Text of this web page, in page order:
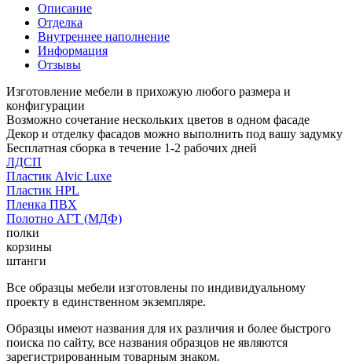
Описание
Отделка
Внутреннее наполнение
Информация
Отзывы
Изготовление мебели в прихожую любого размера и
конфигурации
Возможно сочетание нескольких цветов в одном фасаде
Декор и отделку фасадов можно выполнить под вашу задумку
Бесплатная сборка в течение 1-2 рабочих дней
ЛДСП
Пластик Alvic Luxe
Пластик HPL
Пленка ПВХ
Полотно АГТ (МДФ)
полки
корзины
штанги
Все образцы мебели изготовлены по индивидуальному
проекту в единственном экземпляре.
Образцы имеют названия для их различия и более быстрого
поиска по сайту, все названия образцов не являются
зарегистрированным товарным знаком.